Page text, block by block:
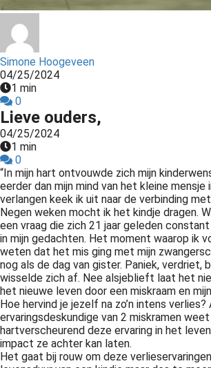
Simone Hoogeveen
04/25/2024
1 min
0
Lieve ouders,
04/25/2024
1 min
0
“In mijn hart ontvouwde zich mijn
eerder dan mijn mind van het kleine mensje
verlangen keek ik uit naar de verbinding
Negen weken mocht ik het kindje dragen.
een vraag die zich 21 jaar geleden
in mijn gedachten. Het moment waarop ik
weten dat het mis ging met mijn
nog als de dag van gister. Paniek, verdriet,
wisselde zich af. Nee alsjeblieft laat het
het nieuwe leven door een miskraam en
Hoe hervind je jezelf na zo’n intens verlies?
ervaringsdeskundige van 2 miskramen
hartverscheurend deze ervaring in het
impact ze achter kan laten.
Het gaat bij rouw om deze
kan de
niet
worden
om
te
over
van
op
gebruikt
te
de
Hierdoor
website-